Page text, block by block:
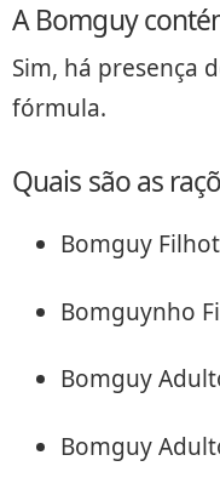
A Bomguy
Sim, há presença
fórmula.
Quais são as
Bomguy
Bomguynho
Bomguy
Bomguy